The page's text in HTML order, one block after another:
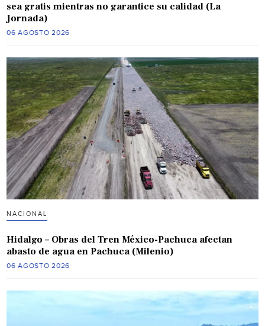
sea gratis mientras no garantice su calidad (La
Jornada)
06 AGOSTO 2026
NACIONAL
Hidalgo – Obras del Tren México-Pachuca afectan
abasto de agua en Pachuca (Milenio)
06 AGOSTO 2026